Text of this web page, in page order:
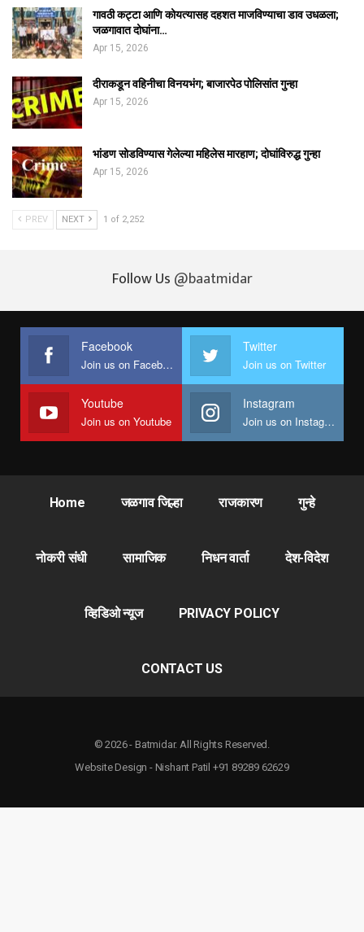
गावठी कट्टा आणि कोयत्यासह दहशत माजविण्याचा डाव उधळला;
जळगावात दोघांना…
Apr 15, 2026
दीराकडून वहिनीचा विनयभंग; बाजारपेठ पोलिसांत गुन्हा
Apr 15, 2026
भांडण सोडविण्यास गेलेल्या महिलेस मारहाण; दोघांविरुद्ध गुन्हा
Apr 15, 2026
PREV NEXT 1 of 2,252
Follow Us @baatmidar
Facebook
Join us on Facebook
Twitter
Join us on Twitter
Youtube
Join us on Youtube
Instagram
Join us on Instagram
Home जळगाव जिल्हा राजकारण गुन्हे
नोकरी संधी सामाजिक निधन वार्ता देश-विदेश
व्हिडिओ न्यूज PRIVACY POLICY
CONTACT US
© 2026 - Batmidar. All Rights Reserved.
Website Design - Nishant Patil +91 89289 62629